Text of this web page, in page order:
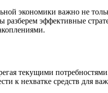
экономики важно не
разберем эффективные
текущими
к нехватке средств для